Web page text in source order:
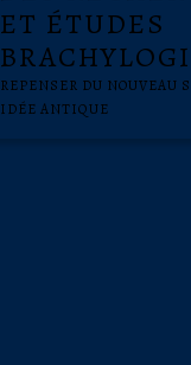
ET ÉTUDES
REPENSER DU NOUVEAU
IDÉE ANTIQUE